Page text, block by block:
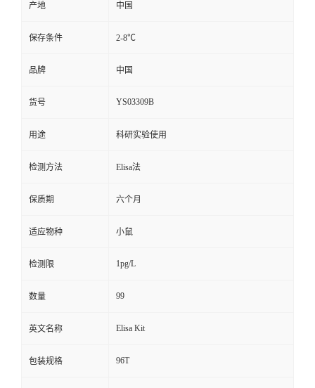
产地 中国
保存条件 2-8℃
品牌 中国
货号 YS03309B
用途 科研实验使用
检测方法 Elisa法
保质期 六个月
适应物种 小鼠
检测限 1pg/L
数量 99
英文名称 Elisa Kit
包装规格 96T